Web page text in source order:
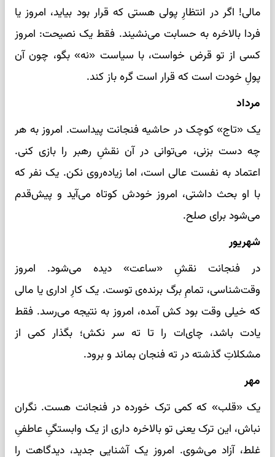
مالی! اگر در انتظارِ پولی هستی که قرار بود بیاید، امروز یا
فردا بالاخره به حسابت می‌نشیند. فقط یک نصیحت: امروز
کسی از تو قرض خواست، با سیاست «نه» بگو، چون آن
پولِ خودت است که قرار است گره باز کند.
مرداد
یک «تاج» کوچک در حاشیه فنجانت پیداست. امروز به هر
چه دست بزنی، می‌توانی در آن نقشِ رهبر را بازی کنی.
اعتماد به نفست عالی است، اما زیاده‌روی نکن. یک نفر که
با او بحث داشتی، امروز خودش کوتاه می‌آید و پیش‌قدم
می‌شود برای صلح.
شهریور
در فنجانت نقشِ «ساعت» دیده می‌شود. امروز
وقت‌شناسی، تمامِ برگ برنده‌ی توست. یک کارِ اداری یا مالی
که خیلی وقت بود کش آمده، امروز به نتیجه می‌رسد. فقط
یادت باشد، چای‌ات را تا ته سر نکش؛ بگذار کمی از
مشکلاتِ گذشته در ته فنجان بماند و برود.
مهر
یک «قلب» که کمی ترک خورده در فنجانت هست. نگران
نباش، این ترک یعنی تو بالاخره داری از یک وابستگیِ عاطفیِ
غلط، آزاد می‌شوی. امروز یک آشناییِ جدید، دیدگاهت را